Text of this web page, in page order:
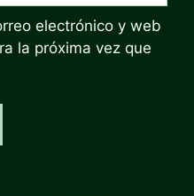
electrónico y web
la próxima vez que